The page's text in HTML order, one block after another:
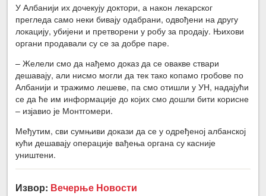
У Албанији их дочекују доктори, а након лекарског
прегледа само неки бивају одабрани, одвођени на другу
локацију, убијени и претворени у робу за продају. Њихови
органи продавали су се за добре паре.
– Желели смо да нађемо доказ да се овакве ствари
дешавају, али нисмо могли да тек тако копамо гробове по
Албанији и тражимо лешеве, па смо отишли у УН, надајући
се да ће им информације до којих смо дошли бити корисне
– изјавио је Монтгомери.
Међутим, сви сумњиви докази да се у одређеној албанској
кући дешавају операције вађења органа су касније
уништени.
Извор: Вечерње Новости